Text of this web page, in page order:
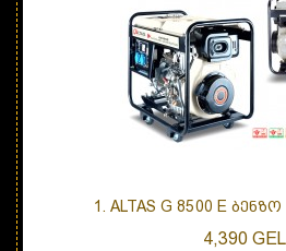
1. ALTAS G 8500 E
4,390 GEL